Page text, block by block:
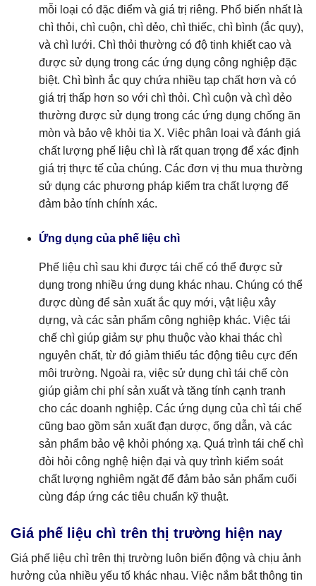
mỗi loại có đặc điểm và giá trị riêng. Phổ biến nhất là
chì thỏi, chì cuộn, chì dẻo, chì thiếc, chì bình (ắc quy),
và chì lưới. Chì thỏi thường có độ tinh khiết cao và
được sử dụng trong các ứng dụng công nghiệp đặc
biệt. Chì bình ắc quy chứa nhiều tạp chất hơn và có
giá trị thấp hơn so với chì thỏi. Chì cuộn và chì dẻo
thường được sử dụng trong các ứng dụng chống ăn
mòn và bảo vệ khỏi tia X. Việc phân loại và đánh giá
chất lượng phế liệu chì là rất quan trọng để xác định
giá trị thực tế của chúng. Các đơn vị thu mua thường
sử dụng các phương pháp kiểm tra chất lượng để
đảm bảo tính chính xác.
Ứng dụng của phế liệu chì
Phế liệu chì sau khi được tái chế có thể được sử
dụng trong nhiều ứng dụng khác nhau. Chúng có thể
được dùng để sản xuất ắc quy mới, vật liệu xây
dựng, và các sản phẩm công nghiệp khác. Việc tái
chế chì giúp giảm sự phụ thuộc vào khai thác chì
nguyên chất, từ đó giảm thiểu tác động tiêu cực đến
môi trường. Ngoài ra, việc sử dụng chì tái chế còn
giúp giảm chi phí sản xuất và tăng tính cạnh tranh
cho các doanh nghiệp. Các ứng dụng của chì tái chế
cũng bao gồm sản xuất đạn dược, ống dẫn, và các
sản phẩm bảo vệ khỏi phóng xạ. Quá trình tái chế chì
đòi hỏi công nghệ hiện đại và quy trình kiểm soát
chất lượng nghiêm ngặt để đảm bảo sản phẩm cuối
cùng đáp ứng các tiêu chuẩn kỹ thuật.
Giá phế liệu chì trên thị trường hiện nay
Giá phế liệu chì trên thị trường luôn biến động và chịu ảnh
hưởng của nhiều yếu tố khác nhau. Việc nắm bắt thông tin